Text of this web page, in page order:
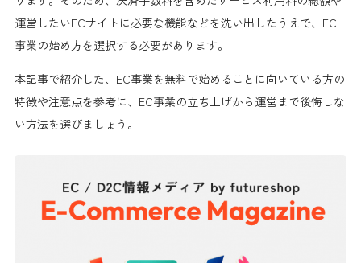
運営したいECサイトに必要な機能などを洗い出したうえで、EC
事業の始め方を選択する必要があります。
本記事で紹介した、EC事業を無料で始めることに向いている方の
特徴や注意点を参考に、EC事業の立ち上げから運営まで後悔しな
い方法を選びましょう。